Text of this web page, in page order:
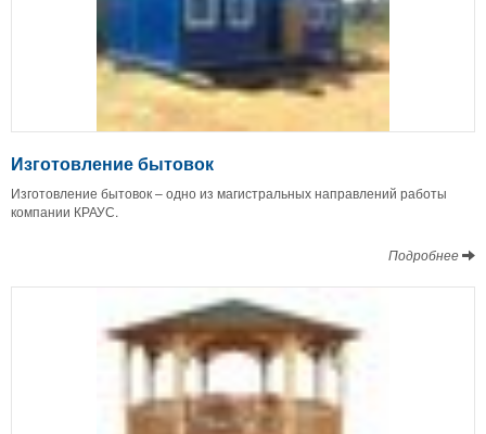
Изготовление бытовок
Изготовление бытовок – одно из магистральных направлений работы
компании КРАУС.
Подробнее